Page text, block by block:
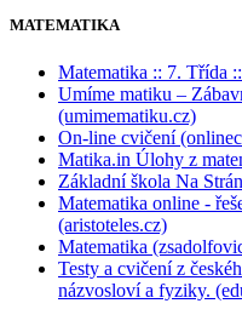
MATEMATIKA
Matematika :: 7. Třída
Umíme matiku –
(umimematiku.cz)
On-line cvičení
Matika.in Úlohy z
Základní škola Na
Matematika online -
(aristoteles.cz)
Matematika
Testy a cvičení z
názvosloví a fyziky.